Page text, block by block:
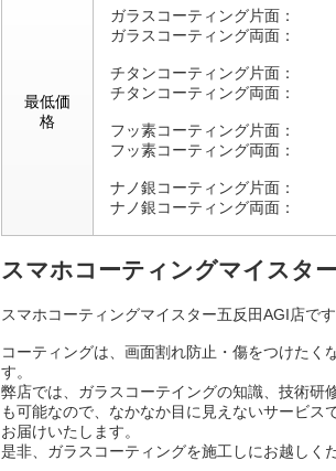
最低価
格
ガラスコーティング片面：
ガラスコーティング両面：
チタンコーティング片面：
チタンコーティング両面：
フッ素コーティング片面：
フッ素コーティング両面：
ナノ銀コーティング片面：
ナノ銀コーティング両面：
スマホコーティングマイスタ
スマホコーティングマイスター五反田AGI店です
コーティングは、画面割れ防止・傷をつけた
す。
弊店では、ガラスコーテイングの知識、技術研
も可能なので、なかなか目に見えないサービ
お届けいたします。
是非、ガラスコーティングを施工しにお越しく